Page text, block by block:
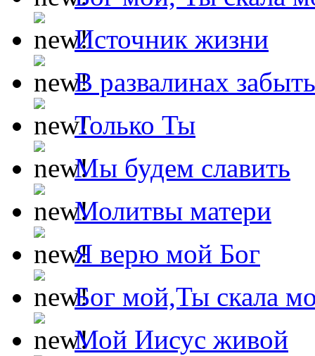
Источник жизни
В развалинах
Только Ты
Мы будем славить
Молитвы матери
Я верю мой Бог
Бог мой,Ты скала
Мой Иисус живой